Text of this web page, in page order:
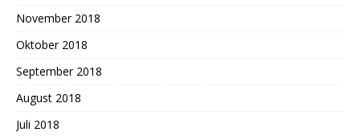
November 2018
Oktober 2018
September 2018
August 2018
Juli 2018